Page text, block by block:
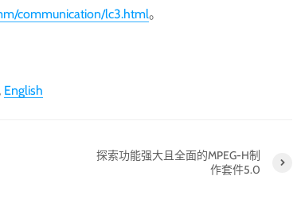
communication/lc3.html。
English
探索功能强大且全面的MPEG-H制
作套件5.0